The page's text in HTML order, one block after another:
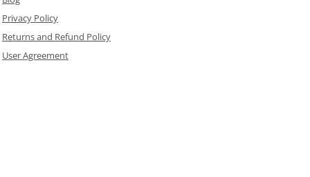
Privacy Policy
Returns and Refund Policy
User Agreement